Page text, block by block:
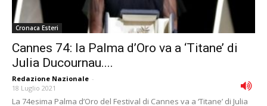
Cronaca Esteri
Cannes 74: la Palma d’Oro va a ‘Titane’ di
Julia Ducournau....
Redazione Nazionale -
18 Luglio 2021
La 74esima Palma d’Oro del Festival di Cannes va a ‘Titane’ di Julia